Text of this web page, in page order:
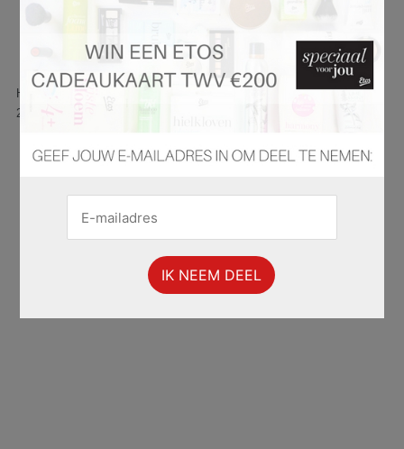
Hier is pagina 12 van 20 pagina's van de Etos folder, geldig van
23.06.2025 tot 29.06.2025.